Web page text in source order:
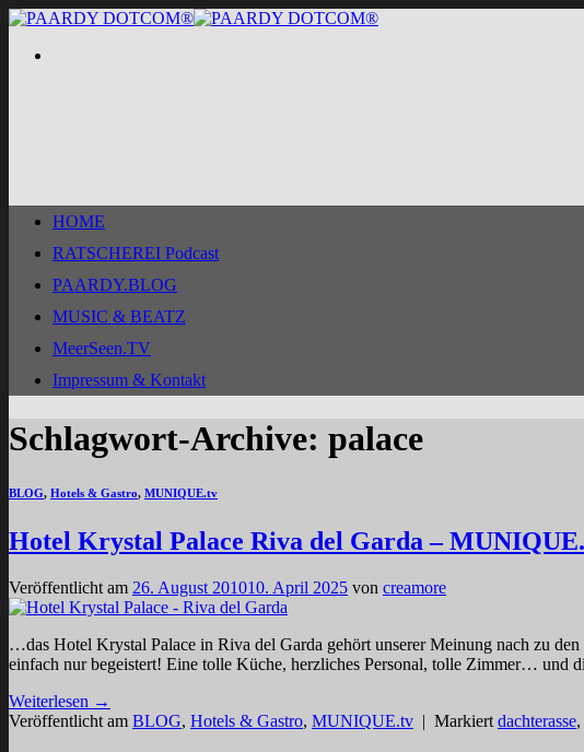
Zum
springen
HOME
RATSCHEREI Podcast
PAARDY.BLOG
MUSIC & BEATZ
MeerSeen.TV
Impressum & Kontakt
Schlagwort-Archive: palace
BLOG, Hotels & Gastro, MUNIQUE.tv
Hotel Krystal Palace Riva del Garda –
Veröffentlicht am 26. August 201010. April 2025 von creamore
…das Hotel Krystal Palace in Riva del Garda gehört unserer Meinung nach zu
einfach nur begeistert! Eine tolle Küche, herzliches Personal, tolle Zimmer…
Weiterlesen →
Veröffentlicht am BLOG, Hotels & Gastro, MUNIQUE.tv | Markiert dachterasse,